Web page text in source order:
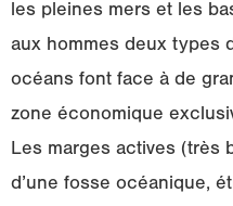
les pleines mers et les
aux hommes deux types
océans font face à de
zone économique
Les marges actives (très
d’une fosse océanique,